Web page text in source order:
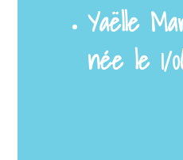
Yaëlle
née le 1/